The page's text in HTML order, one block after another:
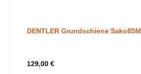
DENTLER Grundschiene Sako85M
Regulärer Preis:
129,00 €